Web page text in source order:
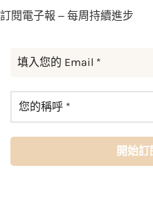
訂閱電子報 – 每周持續進步